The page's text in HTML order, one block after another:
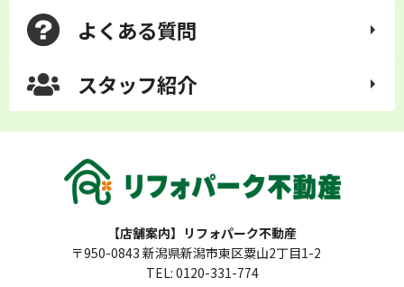
よくある質問
スタッフ紹介
【店舗案内】リフォパーク不動産
〒950-0843 新潟県新潟市東区粟山2丁目1-2
TEL: 0120-331-774